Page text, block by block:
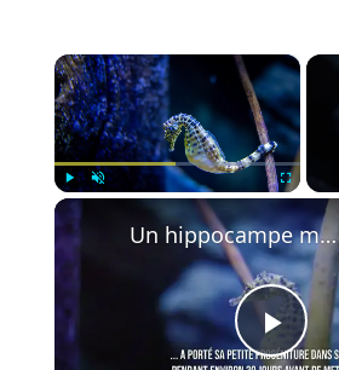
×
Fullscreen
Un hippocampe mâle donne naissance à 34 petits et c'est tout à fait normal!.